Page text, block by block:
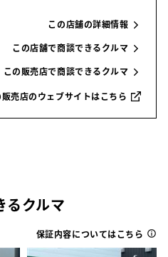
この店舗の詳細情報
この店舗で商談できるクルマ
この販売店で商談できるクルマ
販売店のウェブサイトはこちら
るクルマ
保証内容についてはこちら